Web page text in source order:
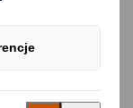
w 100%
włókna